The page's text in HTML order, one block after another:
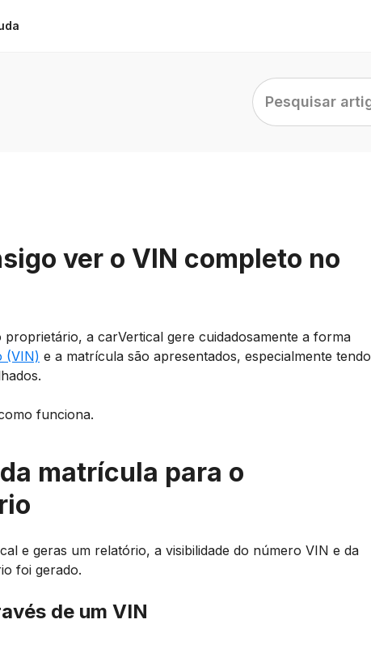
Pesquisar
artigos
de
ver o VIN completo no
a carVertical gere cuidadosamente a forma
(VIN) e a matrícula são apresentados, especialmente tendo
funciona.
matrícula para o
e geras um relatório, a visibilidade do número VIN e da
foi gerado.
de um VIN